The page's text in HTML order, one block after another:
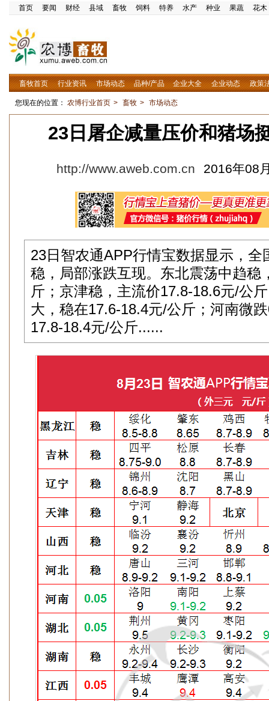
首页 要闻 财经 县域 畜牧 饲料 特养 水产 种业 果蔬 花木
畜牧首页 行业资讯 市场动态 品种/产品 企业大全 企业动态 政策
您现在的位置： 农博行业首页 > 畜牧 > 市场动态
23日屠企减量压价和猪场
http://www.aweb.com.cn 2016年08
23日智农通APP行情宝数据显示，全
稳，局部涨跌互现。东北震荡中趋稳
斤；京津稳，主流价17.8-18.6元/公
大，稳在17.6-18.4元/公斤；河南微
17.8-18.4元/公斤......